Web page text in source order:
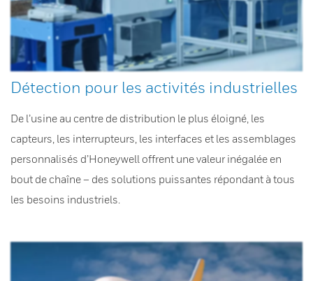
Détection pour les activités industrielles
De l’usine au centre de distribution le plus éloigné, les
capteurs, les interrupteurs, les interfaces et les assemblages
personnalisés d’Honeywell offrent une valeur inégalée en
bout de chaîne – des solutions puissantes répondant à tous
les besoins industriels.